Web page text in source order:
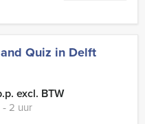
Quiz in Delft
excl. BTW
2 uur